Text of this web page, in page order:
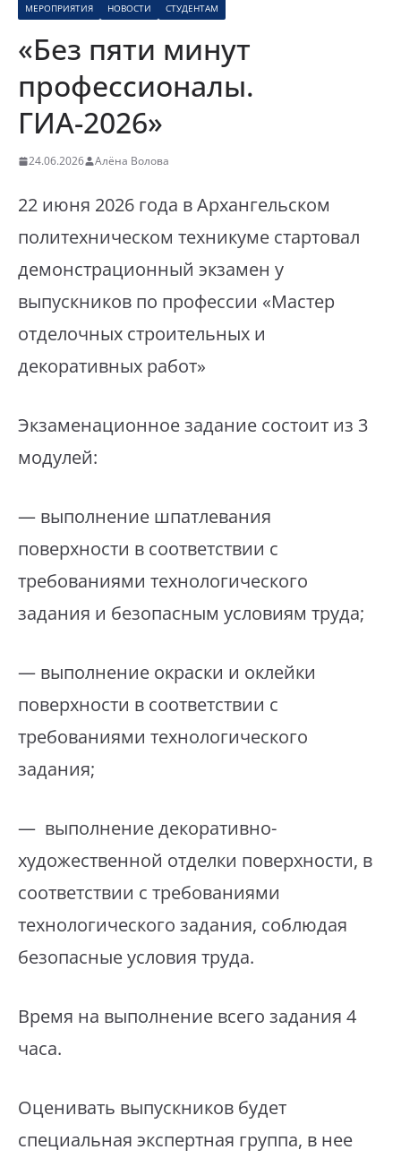
МЕРОПРИЯТИЯ НОВОСТИ СТУДЕНТАМ
«Без пяти минут
профессионалы.
ГИА-2026»
24.06.2026 Алёна Волова
22 июня 2026 года в Архангельском
политехническом техникуме стартовал
демонстрационный экзамен у
выпускников по профессии «Мастер
отделочных строительных и
декоративных работ»
Экзаменационное задание состоит из 3
модулей:
— выполнение шпатлевания
поверхности в соответствии с
требованиями технологического
задания и безопасным условиям труда;
— выполнение окраски и оклейки
поверхности в соответствии с
требованиями технологического
задания;
— выполнение декоративно-
художественной отделки поверхности, в
соответствии с требованиями
технологического задания, соблюдая
безопасные условия труда.
Время на выполнение всего задания 4
часа.
Оценивать выпускников будет
специальная экспертная группа, в нее